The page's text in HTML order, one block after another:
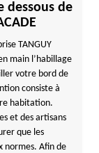
dessous de
TANGUY
main l’habillage
votre bord de
consiste à
habitation.
et des artisans
que les
normes. Afin de